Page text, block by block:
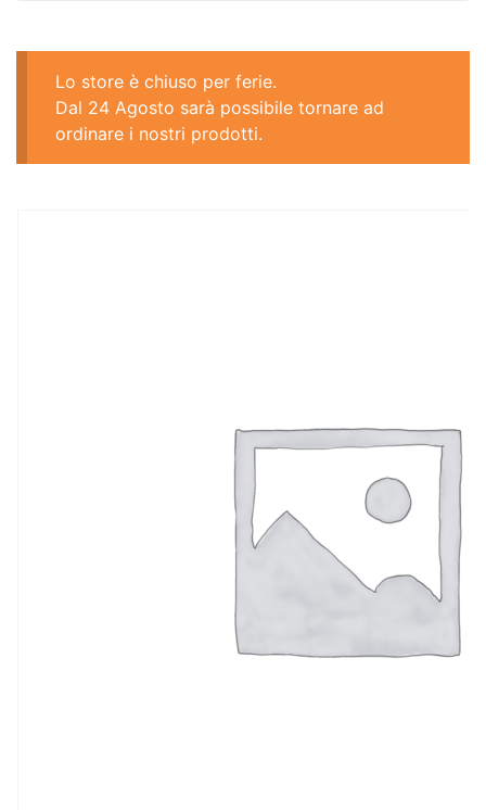
Lo store è chiuso per ferie.
Dal 24 Agosto sarà possibile tornare ad
ordinare i nostri prodotti.